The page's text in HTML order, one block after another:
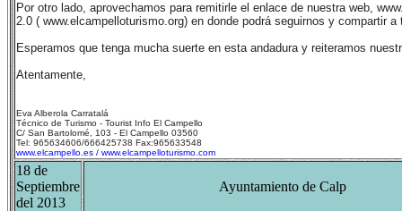
Por otro lado, aprovechamos para remitirle el enlace de nuestra web,
2.0 ( www.elcampelloturismo.org) en donde podrá seguirnos y compartir
Esperamos que tenga mucha suerte en esta andadura y reiteramos
Atentamente,
Eva Alberola Carratalá
Técnico de Turismo - Tourist Info El Campello
C/ San Bartolomé, 103 - El Campello 03560
Tel: 965634606/666425738 Fax:965633548
www.elcampello.es / www.elcampelloturismo.com
18 de
Septiembre
del 2013
Ayuntamiento de Calp